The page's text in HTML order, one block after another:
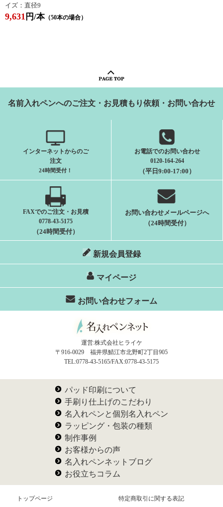
イズ：直径9
9,631 円/本（50本の場合）
名前入れペンへのご注文・お見積もり依頼・お問い合わせ
インターネットからのご
注文
24時間受付 ！
お電話でのお問い合わせ
0120-164-264
（平日9:00-17:00）
FAXでのご注文・お見積
0778-43-5175
（24時間受付）
お問い合わせメールページへ
（24時間受付）
新規会員登録
マイページ
お問い合わせフォーム
運営:株式会社ヒライケ
〒916-0029 福井県鯖江市北野町2丁目905
TEL:0778-43-5165/FAX:0778-43-5175
パッド印刷について
手刷り仕上げのこだわり
名入れペンと個別名入れペン
ラッピング・包装の種類
制作事例
お客様からの声
名入れペンネットブログ
お役立ちコラム
トップページ 特定商取引に関する表記